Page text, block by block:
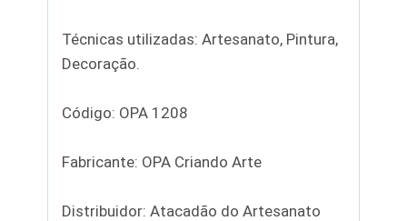
Técnicas utilizadas: Artesanato, Pintura,
Decoração.
Código: OPA 1208
Fabricante: OPA Criando Arte
Distribuidor: Atacadão do Artesanato